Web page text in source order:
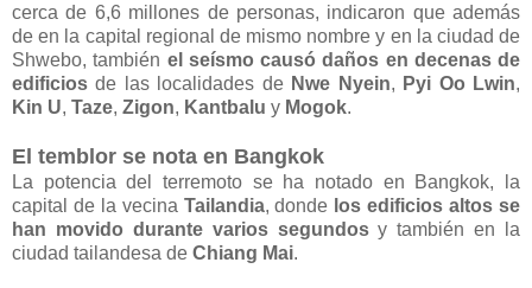
cerca de 6,6 millones de personas, indicaron que además
de en la capital regional de mismo nombre y en la ciudad de
Shwebo, también el seísmo causó daños en decenas de
edificios de las localidades de Nwe Nyein, Pyi Oo Lwin,
Kin U, Taze, Zigon, Kantbalu y Mogok.
El temblor se nota en Bangkok
La potencia del terremoto se ha notado en Bangkok, la
capital de la vecina Tailandia, donde los edificios altos se
han movido durante varios segundosy también en la
ciudad tailandesa de Chiang Mai.